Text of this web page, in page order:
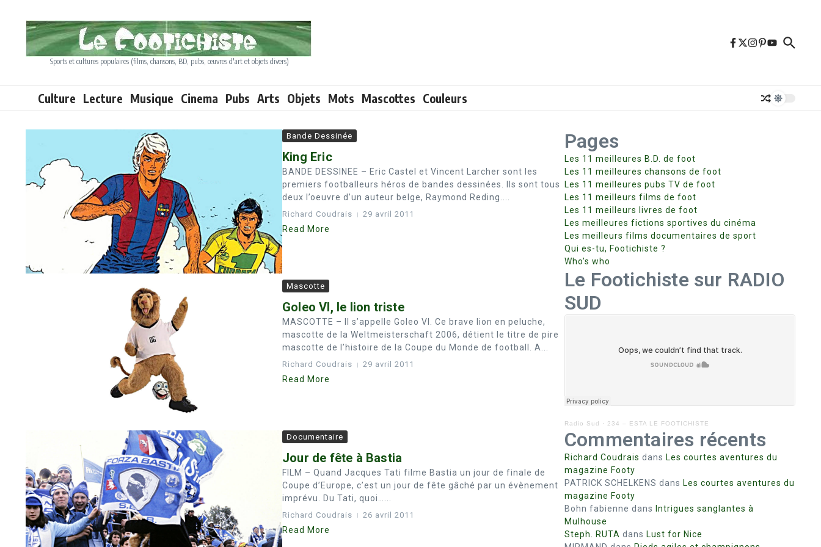
Sports et cultures populaires (films, chansons, BD, pubs, œuvres d'art et objets divers)
Culture Lecture Musique Cinema Pubs Arts Objets Mots Mascottes Couleurs
Bande Dessinée
King Eric
BANDE DESSINEE – Eric Castel et Vincent Larcher sont les
premiers footballeurs héros de bandes dessinées. Ils sont tous
deux l’oeuvre d’un auteur belge, Raymond Reding....
Richard Coudrais 29 avril 2011
Read More
Mascotte
Goleo VI, le lion triste
MASCOTTE – Il s’appelle Goleo VI. Ce brave lion en peluche,
mascotte de la Weltmeisterschaft 2006, détient le titre de pire
mascotte de l’histoire de la Coupe du Monde de football. A...
Richard Coudrais 29 avril 2011
Read More
Documentaire
Jour de fête à Bastia
FILM – Quand Jacques Tati filme Bastia un jour de finale de
Coupe d’Europe, c’est un jour de fête gâché par un évènement
imprévu. Du Tati, quoi…...
Richard Coudrais 26 avril 2011
Read More
Pages
Les 11 meilleures B.D. de foot
Les 11 meilleures chansons de foot
Les 11 meilleures pubs TV de foot
Les 11 meilleurs films de foot
Les 11 meilleurs livres de foot
Les meilleures fictions sportives du cinéma
Les meilleurs films documentaires de sport
Qui es-tu, Footichiste ?
Who’s who
Le Footichiste sur RADIO
SUD
Radio Sud · 234 – ESTA LE FOOTICHISTE
Commentaires récents
Richard Coudrais dans Les courtes aventures du
magazine Footy
PATRICK SCHELKENS dans Les courtes aventures du
magazine Footy
Bohn fabienne dans
Intrigues sanglantes à
Mulhouse
Steph. RUTA dans Lust for Nice